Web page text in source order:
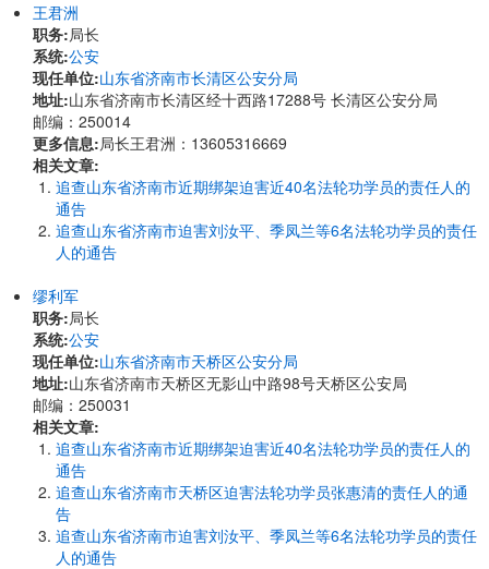
王君洲
职务:局长
系统:公安
现任单位:山东省济南市长清区公安分局
地址:山东省济南市长清区经十西路17288号 长清区公安分局
邮编：250014
更多信息:局长王君洲：13605316669
相关文章:
追查山东省济南市近期绑架迫害近40名法轮功学员的责任人的
通告
追查山东省济南市迫害刘汝平、季凤兰等6名法轮功学员的责任
人的通告
缪利军
职务:局长
系统:公安
现任单位:山东省济南市天桥区公安分局
地址:山东省济南市天桥区无影山中路98号天桥区公安局
邮编：250031
相关文章:
追查山东省济南市近期绑架迫害近40名法轮功学员的责任人的
通告
追查山东省济南市天桥区迫害法轮功学员张惠清的责任人的通
告
追查山东省济南市迫害刘汝平、季凤兰等6名法轮功学员的责任
人的通告